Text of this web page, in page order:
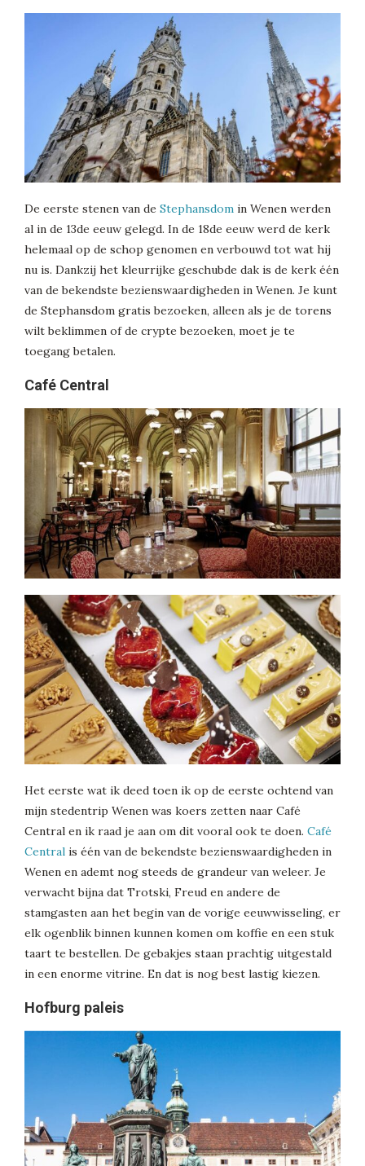
De eerste stenen van de Stephansdom in Wenen werden
al in de 13de eeuw gelegd. In de 18de eeuw werd de kerk
helemaal op de schop genomen en verbouwd tot wat hij
nu is. Dankzij het kleurrijke geschubde dak is de kerk één
van de bekendste bezienswaardigheden in Wenen. Je kunt
de Stephansdom gratis bezoeken, alleen als je de torens
wilt beklimmen of de crypte bezoeken, moet je te
toegang betalen.
Café Central
Het eerste wat ik deed toen ik op de eerste ochtend van
mijn stedentrip Wenen was koers zetten naar Café
Central en ik raad je aan om dit vooral ook te doen. Café
Central is één van de bekendste bezienswaardigheden in
Wenen en ademt nog steeds de grandeur van weleer. Je
verwacht bijna dat Trotski, Freud en andere de
stamgasten aan het begin van de vorige eeuwwisseling, er
elk ogenblik binnen kunnen komen om koffie en een stuk
taart te bestellen. De gebakjes staan prachtig uitgestald
in een enorme vitrine. En dat is nog best lastig kiezen.
Hofburg paleis